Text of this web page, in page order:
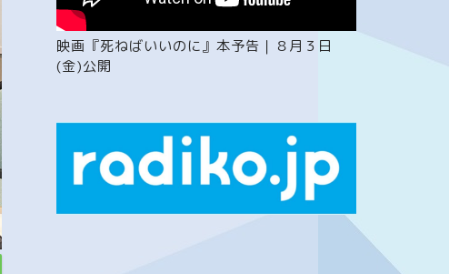
映画『死ねばいいのに』本予告｜８月３日
(金)公開